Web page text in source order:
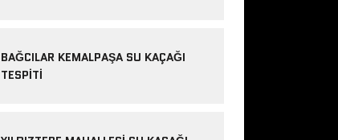
BAĞCILAR KEMALPAŞA SU KAÇAĞI
TESPITI